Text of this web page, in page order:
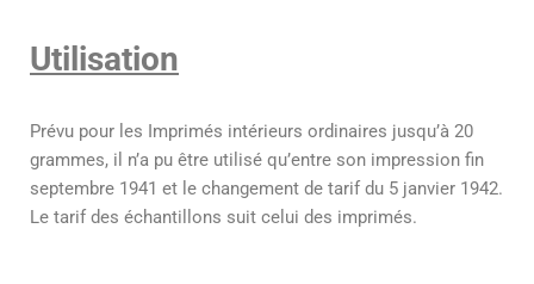
Utilisation
Prévu pour les Imprimés intérieurs ordinaires jusqu’à 20
grammes, il n’a pu être utilisé qu’entre son impression fin
septembre 1941 et le changement de tarif du 5 janvier 1942.
Le tarif des échantillons suit celui des imprimés.